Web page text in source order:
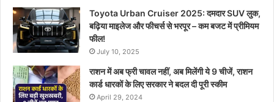
Toyota Urban Cruiser 2025: दमदार SUV लुक,
बढ़िया माइलेज और फीचर्स से भरपूर – कम बजट में प्रीमियम
फील!
July 10, 2025
राशन में अब फ्री चावल नहीं, अब मिलेंगी ये 9 चीजें, राशन
कार्ड धारकों के लिए सरकार ने बदल दी पूरी स्कीम
April 29, 2024